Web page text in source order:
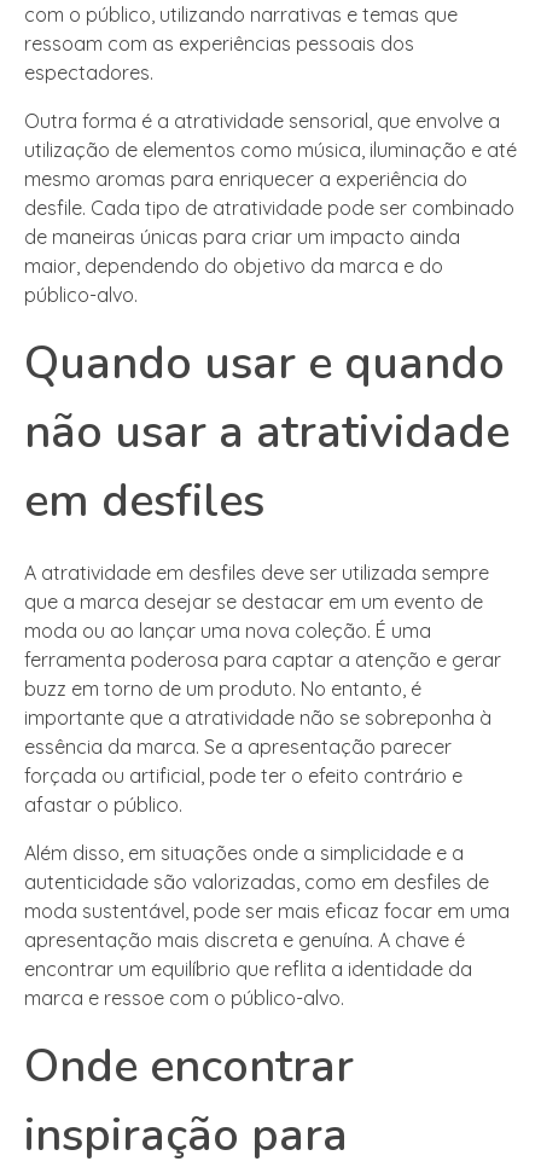
com o público, utilizando narrativas e temas que
ressoam com as experiências pessoais dos
espectadores.
Outra forma é a atratividade sensorial, que envolve a
utilização de elementos como música, iluminação e até
mesmo aromas para enriquecer a experiência do
desfile. Cada tipo de atratividade pode ser combinado
de maneiras únicas para criar um impacto ainda
maior, dependendo do objetivo da marca e do
público-alvo.
Quando usar e quando
não usar a atratividade
em desfiles
A atratividade em desfiles deve ser utilizada sempre
que a marca desejar se destacar em um evento de
moda ou ao lançar uma nova coleção. É uma
ferramenta poderosa para captar a atenção e gerar
buzz em torno de um produto. No entanto, é
importante que a atratividade não se sobreponha à
essência da marca. Se a apresentação parecer
forçada ou artificial, pode ter o efeito contrário e
afastar o público.
Além disso, em situações onde a simplicidade e a
autenticidade são valorizadas, como em desfiles de
moda sustentável, pode ser mais eficaz focar em uma
apresentação mais discreta e genuína. A chave é
encontrar um equilíbrio que reflita a identidade da
marca e ressoe com o público-alvo.
Onde encontrar
inspiração para